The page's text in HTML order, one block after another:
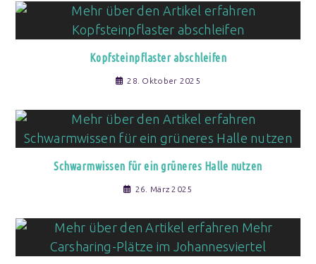
Kopfsteinpflaster abschleifen
28. Oktober 2025
Schwarmwissen für ein grüneres Halle nutzen
26. März 2025